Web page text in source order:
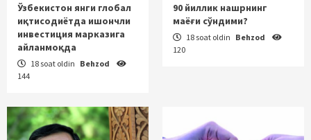
Ўзбекистон янги глобал
иқтисодиётда ишончли
инвестиция марказига
айланмоқда
18 soat oldin Behzod
144
90 йиллик нашрнинг
маёғи сўндими?
18 soat oldin Behzod
120